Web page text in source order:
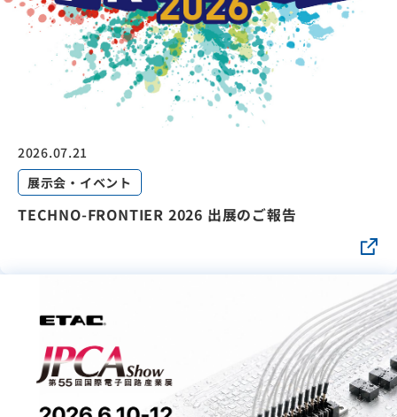
2026.07.21
展示会・イベント
TECHNO-FRONTIER 2026 出展のご報告